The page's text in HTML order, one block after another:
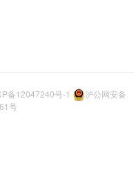
备12047240号-1
沪公网安备
号